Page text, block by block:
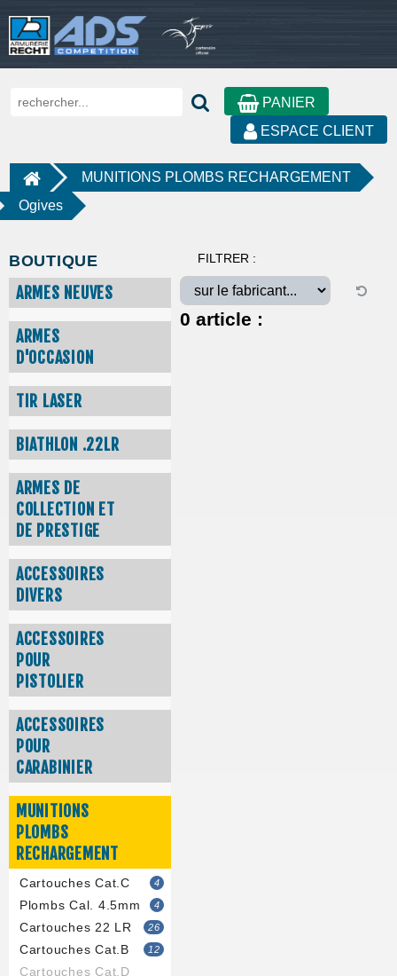
PANIER
ESPACE CLIENT
MUNITIONS PLOMBS RECHARGEMENT
Ogives
BOUTIQUE
ARMES NEUVES
ARMES
D'OCCASION
TIR LASER
BIATHLON .22LR
ARMES DE
COLLECTION ET
DE PRESTIGE
ACCESSOIRES
DIVERS
ACCESSOIRES
POUR
PISTOLIER
ACCESSOIRES
POUR
CARABINIER
MUNITIONS
PLOMBS
RECHARGEMENT
Cartouches Cat.C 4
Plombs Cal. 4.5mm 4
Cartouches 22 LR 26
Cartouches Cat.B 12
Cartouches Cat.D
FILTRER :
0 article :